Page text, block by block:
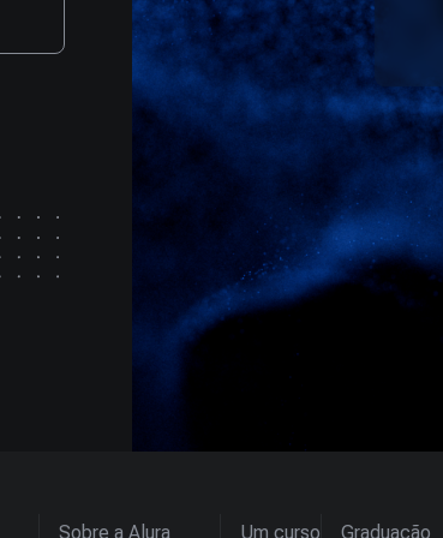
Sobre a Alura Um curso Graduação